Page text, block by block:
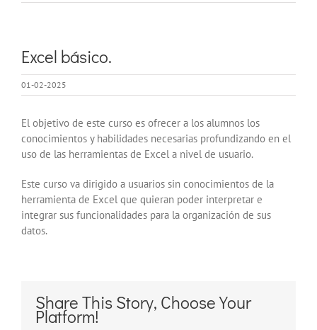
Excel básico.
01-02-2025
El objetivo de este curso es ofrecer a los alumnos los
conocimientos y habilidades necesarias profundizando en el
uso de las herramientas de Excel a nivel de usuario.
Este curso va dirigido a usuarios sin conocimientos de la
herramienta de Excel que quieran poder interpretar e
integrar sus funcionalidades para la organización de sus
datos.
Share This Story, Choose Your
Platform!